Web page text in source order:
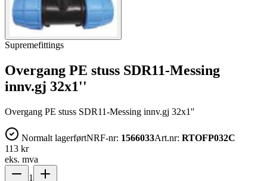
Supremefittings
Overgang PE stuss SDR11-Messing
innv.gj 32x1''
Overgang PE stuss SDR11-Messing innv.gj 32x1''
Normalt lagerførtNRF-nr: 1566033Art.nr: RTOFP032C
113 kr
eks. mva
1